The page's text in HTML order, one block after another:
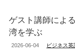
ゲスト講師によ
湾を学ぶ
2026-06-04 ビジネス英